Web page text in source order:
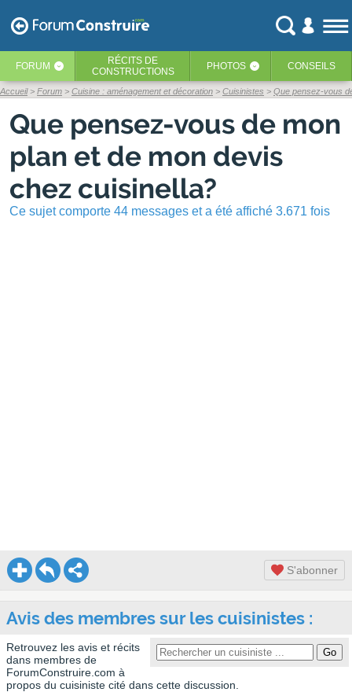
FORUM ‹ RÉCITS DE
CONSTRUCTIONS
PHOTOS ‹ CONSEILS
Accueil Forum Cuisine : aménagement et décoration Cuisinistes Que pensez-vous
Que pensez-vous de mon
plan et de mon devis
chez cuisinella?
Ce sujet comporte 44 messages et a été affiché 3.671 fois
S'abonner
Avis des membres sur les cuisinistes :
Retrouvez les avis et récits
dans membres de
ForumConstruire.com à
propos du cuisiniste cité dans cette discussion.